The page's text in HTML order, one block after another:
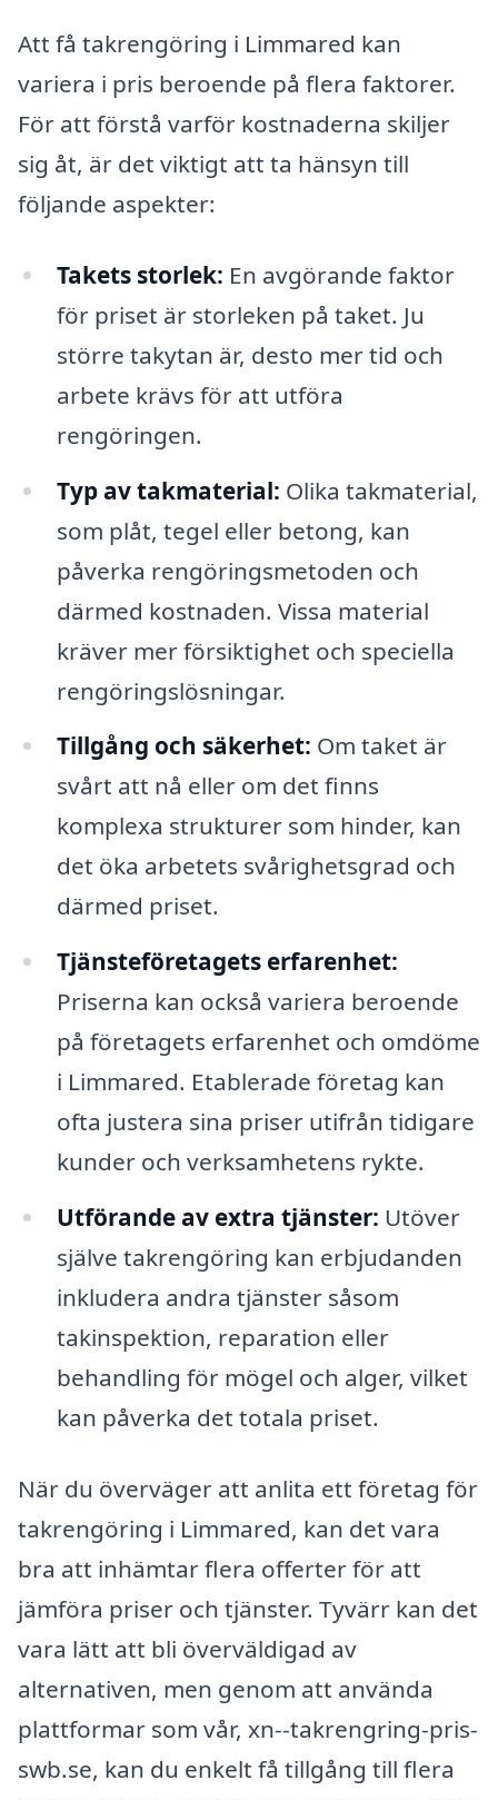
Att få takrengöring i Limmared kan
variera i pris beroende på flera faktorer.
För att förstå varför kostnaderna skiljer
sig åt, är det viktigt att ta hänsyn till
följande aspekter:
Takets storlek: En avgörande faktor
för priset är storleken på taket. Ju
större takytan är, desto mer tid och
arbete krävs för att utföra
rengöringen.
Typ av takmaterial: Olika takmaterial,
som plåt, tegel eller betong, kan
påverka rengöringsmetoden och
därmed kostnaden. Vissa material
kräver mer försiktighet och speciella
rengöringslösningar.
Tillgång och säkerhet: Om taket är
svårt att nå eller om det finns
komplexa strukturer som hinder, kan
det öka arbetets svårighetsgrad och
därmed priset.
Tjänsteföretagets erfarenhet:
Priserna kan också variera beroende
på företagets erfarenhet och omdöme
i Limmared. Etablerade företag kan
ofta justera sina priser utifrån tidigare
kunder och verksamhetens rykte.
Utförande av extra tjänster: Utöver
själve takrengöring kan erbjudanden
inkludera andra tjänster såsom
takinspektion, reparation eller
behandling för mögel och alger, vilket
kan påverka det totala priset.
När du överväger att anlita ett företag för
takrengöring i Limmared, kan det vara
bra att inhämtar flera offerter för att
jämföra priser och tjänster. Tyvärr kan det
vara lätt att bli överväldigad av
alternativen, men genom att använda
plattformar som vår, xn--takrengring-pris-
swb.se, kan du enkelt få tillgång till flera